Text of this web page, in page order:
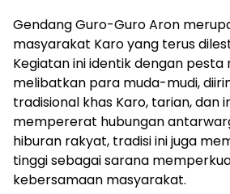
Gendang Guro-Guro Aron
masyarakat Karo yang terus
Kegiatan ini identik dengan
melibatkan para muda-mudi,
tradisional khas Karo, tarian, dan
mempererat hubungan
hiburan rakyat, tradisi ini juga
tinggi sebagai sarana
kebersamaan masyarakat.